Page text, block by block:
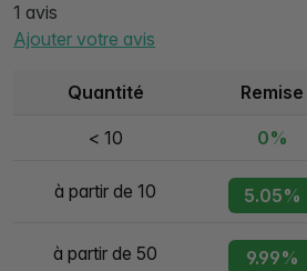
1 avis
Ajouter votre avis
Quantité Remise
< 10 0%
à partir de 10 5.05%
à partir de 50 9.99%